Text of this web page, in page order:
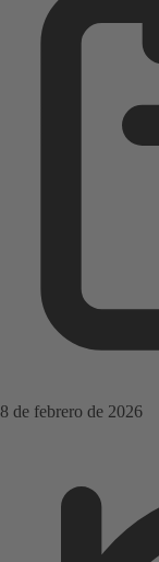
8 de febrero de 2026